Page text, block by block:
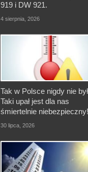
919 i DW 921.
4 sierpnia, 2026
Tak w Polsce nigdy nie
Taki upał jest dla nas
śmiertelnie
30 lipca, 2026